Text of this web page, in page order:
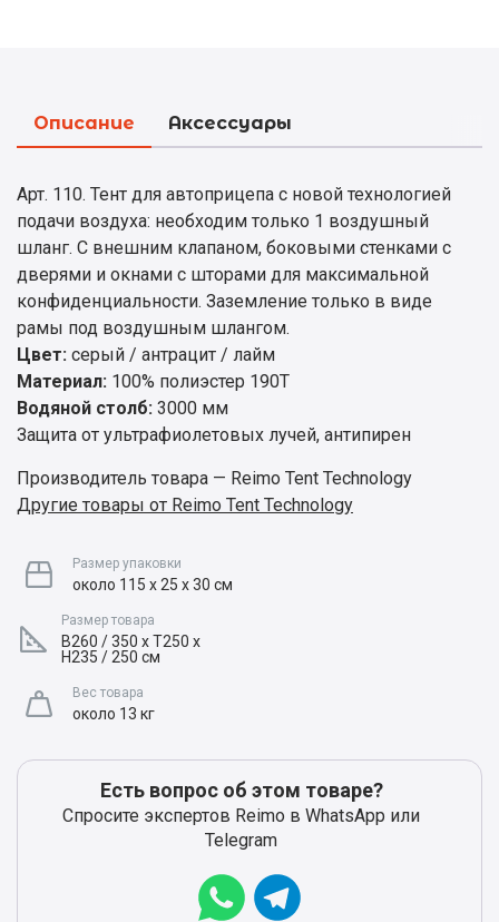
Описание Аксессуары
Арт. 110. Тент для автоприцепа с новой технологией
подачи воздуха: необходим только 1 воздушный
шланг. С внешним клапаном, боковыми стенками с
дверями и окнами с шторами для максимальной
конфиденциальности. Заземление только в виде
рамы под воздушным шлангом.
Цвет: серый / антрацит / лайм
Материал: 100% полиэстер 190T
Водяной столб: 3000 мм
Защита от ультрафиолетовых лучей, антипирен
Производитель товара — Reimo Tent Technology
Другие товары от Reimo Tent Technology
Размер упаковки
около 115 х 25 х 30 см
Размер товара
B260 / 350 x T250 x
H235 / 250 см
Вес товара
около 13 кг
Есть вопрос об этом товаре?
Спросите экспертов Reimo в WhatsApp или
Telegram